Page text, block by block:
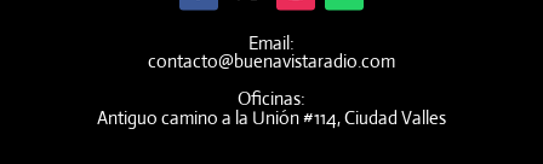
Email:
contacto@buenavistaradio.com
Oficinas:
Antiguo camino a la Unión #114, Ciudad Valles